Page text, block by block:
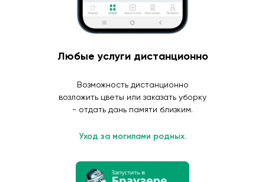
Любые услуги дистанционно
Возможность дистанционно
возложить цветы или заказать уборку
- отдать дань памяти близким.
Уход за могилами родных.